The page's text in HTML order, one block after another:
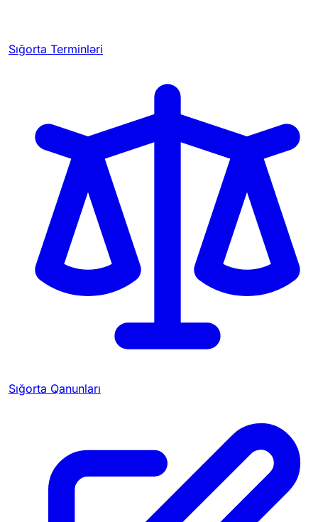
Sığorta Terminləri
Sığorta Qanunları